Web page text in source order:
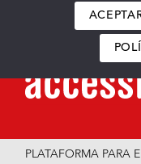
PLATAFORMA PARA